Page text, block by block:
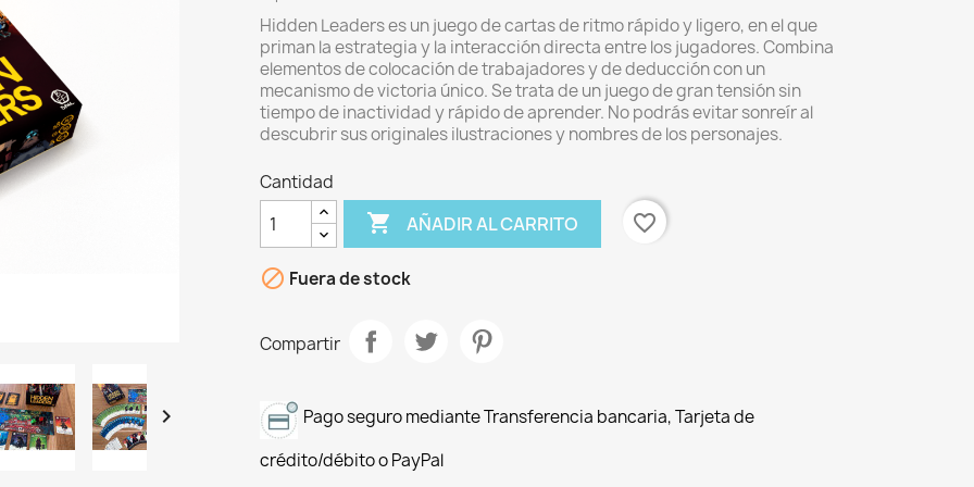

Hidden Leaders es un juego de cartas de ritmo rápido y ligero, en el que
priman la estrategia y la interacción directa entre los jugadores. Combina
elementos de colocación de trabajadores y de deducción con un
mecanismo de victoria único. Se trata de un juego de gran tensión sin
tiempo de inactividad y rápido de aprender. No podrás evitar sonreír al
descubrir sus originales ilustraciones y nombres de los personajes.
Cantidad
 AÑADIR AL CARRITO favorite_border
 Fuera de stock
Compartir
Pago seguro mediante Transferencia bancaria, Tarjeta de
crédito/débito o PayPal